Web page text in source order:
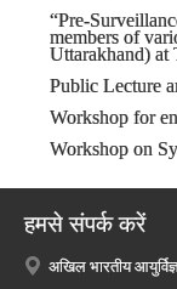
“Pre-
members of
Uttarakhand) at
Public Lecture
Workshop for
Workshop on
हमसे संपर्क करें
अखिल भारतीय